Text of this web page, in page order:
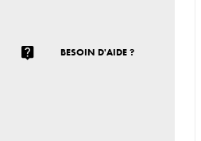
BESOIN D'AIDE ?